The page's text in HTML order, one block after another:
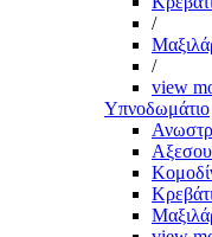
/
/
view
Υπνοδωμάτιο